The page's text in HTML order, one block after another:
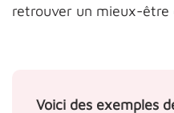
retrouver un mieux-être
Voici des exemples